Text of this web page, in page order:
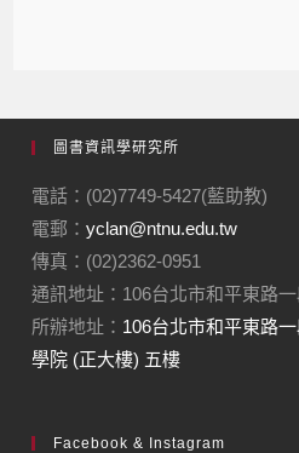
圖書資訊學研究所
電話：(02)7749-5427(藍助教)
電郵：yclan@ntnu.edu.tw
傳真：(02)2362-0951
通訊地址：106台北市和平東路
所辦地址： 106台北市和平東路
學院 (正大樓) 五樓
Facebook & Instagram